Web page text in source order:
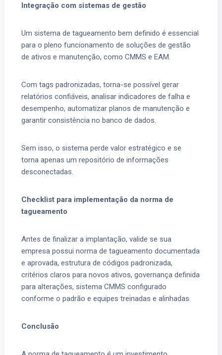
Integração com sistemas de gestão
Um sistema de tagueamento bem definido é essencial
para o pleno funcionamento de soluções de gestão
de ativos e manutenção, como CMMS e EAM.
Com tags padronizadas, torna-se possível gerar
relatórios confiáveis, analisar indicadores de falha e
desempenho, automatizar planos de manutenção e
garantir consistência no banco de dados.
Sem isso, o sistema perde valor estratégico e se
torna apenas um repositório de informações
desconectadas.
Checklist para implementação da norma de
tagueamento
Antes de finalizar a implantação, valide se sua
empresa possui norma de tagueamento documentada
e aprovada, estrutura de códigos padronizada,
critérios claros para novos ativos, governança definida
para alterações, sistema CMMS configurado
conforme o padrão e equipes treinadas e alinhadas.
Conclusão